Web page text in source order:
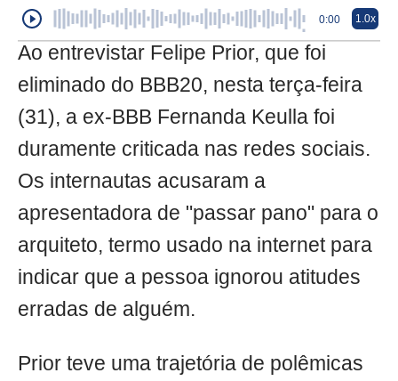
0:00 1.0x
Ao entrevistar Felipe Prior, que foi
eliminado do BBB20, nesta terça-feira
(31), a ex-BBB Fernanda Keulla foi
duramente criticada nas redes sociais.
Os internautas acusaram a
apresentadora de "passar pano" para o
arquiteto, termo usado na internet para
indicar que a pessoa ignorou atitudes
erradas de alguém.
Prior teve uma trajetória de polêmicas